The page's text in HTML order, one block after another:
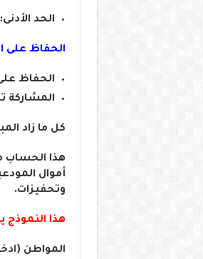
الحد الأدنى: 100,000 دج (10 ملايين سنتيم)
الحفاظ على
الحفاظ على
المشاركة
كل ما زاد
هذا الحساب
أموال
وتحفيزات.
هذا النموذج
المواطن